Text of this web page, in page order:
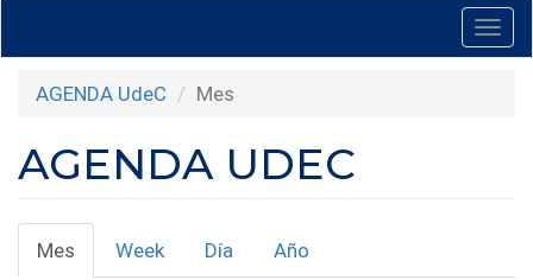
AGENDA UdeC
Mes
AGENDA UDEC
SOLAPAS
Mes (solapaWeek Día Año